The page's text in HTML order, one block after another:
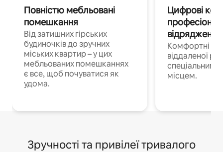
Повністю мебльовані
помешкання
Від затишних гірських
будиночків до зручних
міських квартир – у цих
мебльованих помешканнях
є все, щоб почуватися як
удома.
Цифрові
Комфортні
віддаленої
спеціальним
місцем.
Зручності та привілеї тривалого